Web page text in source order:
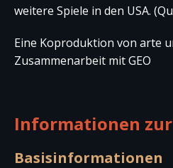
weitere Spiele in den USA.
Eine Koproduktion von arte
Zusammenarbeit mit GEO
Informationen
Basisinformationen